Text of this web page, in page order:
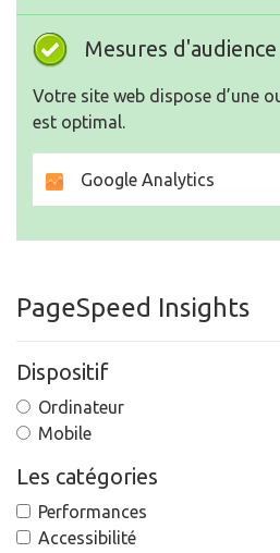
Mesures d'audience
Votre site web dispose d’une
est optimal.
Google Analytics
PageSpeed Insights
Dispositif
Ordinateur
Mobile
Les catégories
Performances
Accessibilité